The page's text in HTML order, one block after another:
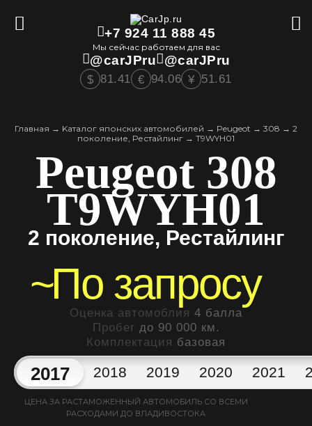
+7 924 11 888 45
Мы сейчас работаем для вас
@carJPru @carJPru
$ 81.41 € 94.06 ¥ 51.61
Главная → Kаталог японских автомобилей → Peugeot → 308 → 2
поколение, Рестайлинг → T9WYH01
Peugeot 308
T9WYH01
2 поколение, Рестайлинг
~По запросу
Оценка автомоблия 4 балла
Пробег до 90 000 км.
Комплектация базовая
2017 2018 2019 2020 2021
ЦЕНА ЗА РАСТАМОЖЕННЫЙ АВТОМОБИЛЬ СО ВСЕМИ
РАСХОДАМИ ДО ВЛАДИВОСТОКА